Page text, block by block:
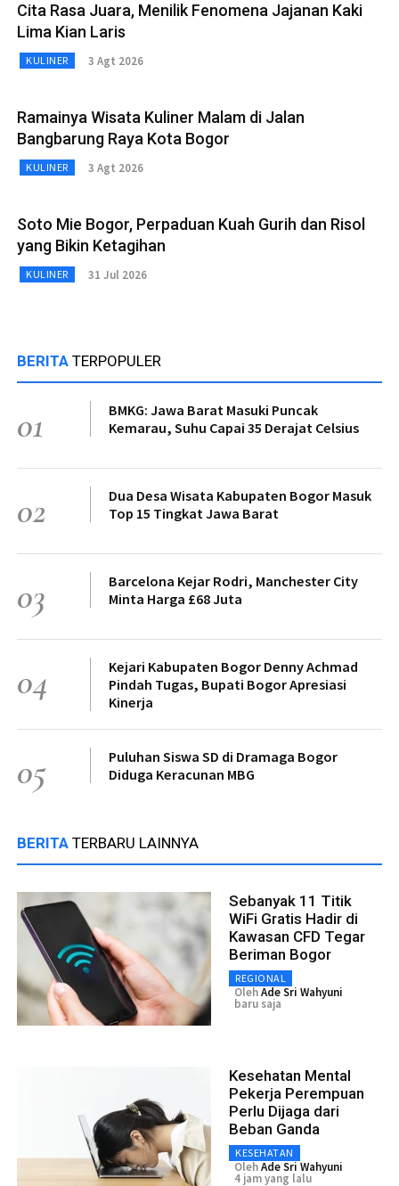
Cita Rasa Juara, Menilik Fenomena Jajanan Kaki
Lima Kian Laris
KULINER 3 Agt 2026
Ramainya Wisata Kuliner Malam di Jalan
Bangbarung Raya Kota Bogor
KULINER 3 Agt 2026
Soto Mie Bogor, Perpaduan Kuah Gurih dan Risol
yang Bikin Ketagihan
KULINER 31 Jul 2026
BERITA TERPOPULER
01
BMKG: Jawa Barat Masuki Puncak
Kemarau, Suhu Capai 35 Derajat Celsius
02
Dua Desa Wisata Kabupaten Bogor Masuk
Top 15 Tingkat Jawa Barat
03
Barcelona Kejar Rodri, Manchester City
Minta Harga £68 Juta
04
Kejari Kabupaten Bogor Denny Achmad
Pindah Tugas, Bupati Bogor Apresiasi
Kinerja
05
Puluhan Siswa SD di Dramaga Bogor
Diduga Keracunan MBG
BERITA TERBARU LAINNYA
Sebanyak 11 Titik
WiFi Gratis Hadir di
Kawasan CFD Tegar
Beriman Bogor
REGIONAL
OlehAde Sri Wahyuni
baru saja
Kesehatan Mental
Pekerja Perempuan
Perlu Dijaga dari
Beban Ganda
KESEHATAN
OlehAde Sri Wahyuni
4 jam yang lalu